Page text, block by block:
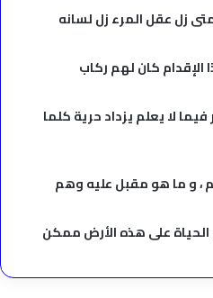
زل عقل المرء زل لسانه
كان لهم ركاب
لا يعلم يزداد حرية كلما
، و ما هو مقبل عليه وهم
الحياة على هذه الأرض ممكن